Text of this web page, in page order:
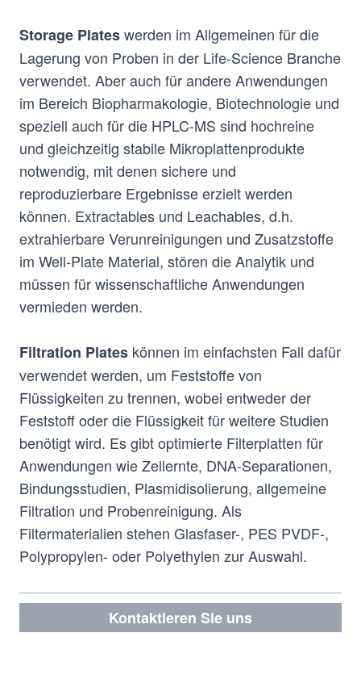
Storage Plateswerden im Allgemeinen für die
Lagerung von Proben in der Life-Science Branche
verwendet. Aber auch für andere Anwendungen
im Bereich Biopharmakologie, Biotechnologie und
speziell auch für die HPLC-MS sind hochreine
und gleichzeitig stabile Mikroplattenprodukte
notwendig, mit denen sichere und
reproduzierbare Ergebnisse erzielt werden
können. Extractables und Leachables, d.h.
extrahierbare Verunreinigungen und Zusatzstoffe
im Well-Plate Material, stören die Analytik und
müssen für wissenschaftliche Anwendungen
vermieden werden.
Filtration Plates können im einfachsten Fall dafür
verwendet werden, um Feststoffe von
Flüssigkeiten zu trennen, wobei entweder der
Feststoff oder die Flüssigkeit für weitere Studien
benötigt wird. Es gibt optimierte Filterplatten für
Anwendungen wie Zellernte, DNA-Separationen,
Bindungsstudien, Plasmidisolierung, allgemeine
Filtration und Probenreinigung. Als
Filtermaterialien stehen Glasfaser-, PES PVDF-,
Polypropylen- oder Polyethylen zur Auswahl.
Kontaktieren Sie uns